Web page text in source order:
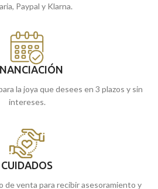
Paypal y Klarna.
la joya que desees en 3 plazos y sin
intereses.
CUIDADOS
de venta para recibir asesoramiento y